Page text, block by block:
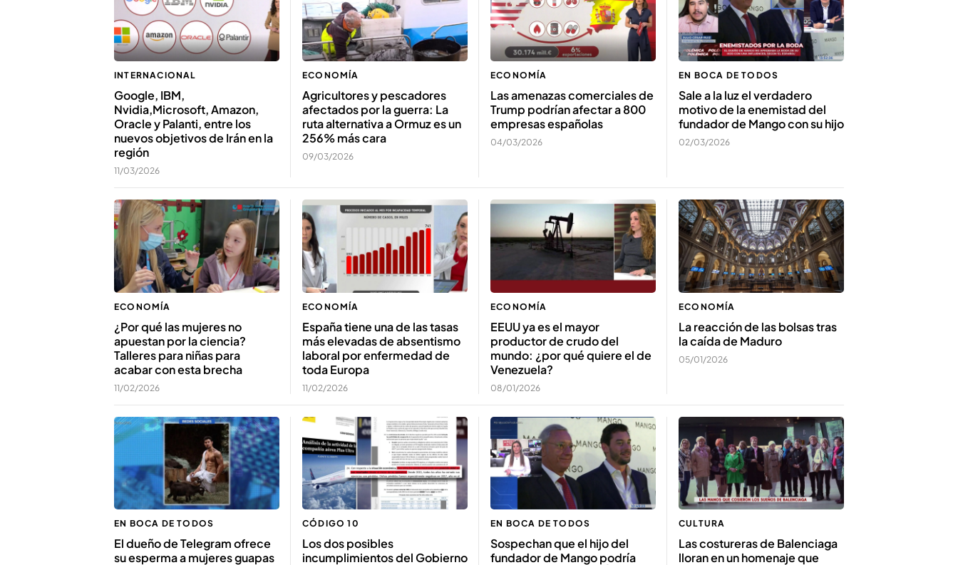
INTERNACIONAL
Google, IBM,
Nvidia,Microsoft, Amazon,
Oracle y Palanti, entre los
nuevos objetivos de Irán en la
región
11/03/2026
ECONOMÍA
Agricultores y pescadores
afectados por la guerra: La
ruta alternativa a Ormuz es un
256% más cara
09/03/2026
ECONOMÍA
Las amenazas comerciales de
Trump podrían afectar a 800
empresas españolas
04/03/2026
EN BOCA DE TODOS
Sale a la luz el verdadero
motivo de la enemistad del
fundador de Mango con su hijo
02/03/2026
ECONOMÍA
¿Por qué las mujeres no
apuestan por la ciencia?
Talleres para niñas para
acabar con esta brecha
11/02/2026
ECONOMÍA
España tiene una de las tasas
más elevadas de absentismo
laboral por enfermedad de
toda Europa
11/02/2026
ECONOMÍA
EEUU ya es el mayor
productor de crudo del
mundo: ¿por qué quiere el de
Venezuela?
08/01/2026
ECONOMÍA
La reacción de las bolsas tras
la caída de Maduro
05/01/2026
EN BOCA DE TODOS
El dueño de Telegram ofrece
su esperma a mujeres guapas
CÓDIGO 10
Los dos posibles
incumplimientos del Gobierno
EN BOCA DE TODOS
Sospechan que el hijo del
fundador de Mango podría
CULTURA
Las costureras de Balenciaga
lloran en un homenaje que